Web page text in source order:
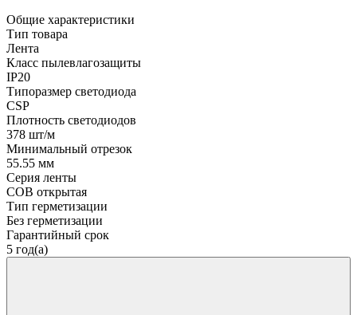
Общие характеристики
Тип товара
Лента
Класс пылевлагозащиты
IP20
Типоразмер светодиода
CSP
Плотность светодиодов
378 шт/м
Минимальный отрезок
55.55 мм
Серия ленты
COB открытая
Тип герметизации
Без герметизации
Гарантийный срок
5 год(а)